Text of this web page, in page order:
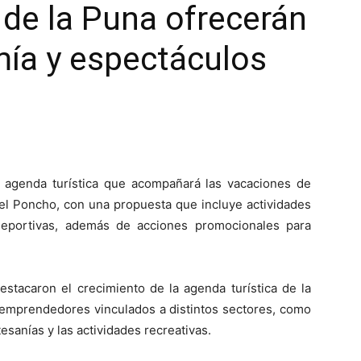
la Puna ofrecerán
y espectáculos
turística que acompañará las vacaciones de
Poncho, con una propuesta que incluye actividades
además de acciones promocionales para
el crecimiento de la agenda turística de la
vinculados a distintos sectores, como
y las actividades recreativas.